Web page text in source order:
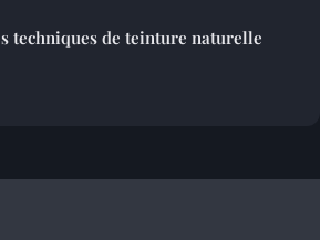
techniques de teinture naturelle